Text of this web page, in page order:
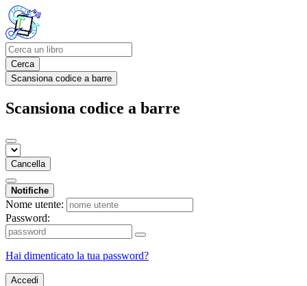
Cerca
Scansiona codice a barre
Scansiona codice a barre
Cancella
Notifiche
Nome utente:
Password:
Hai dimenticato la tua password?
Accedi